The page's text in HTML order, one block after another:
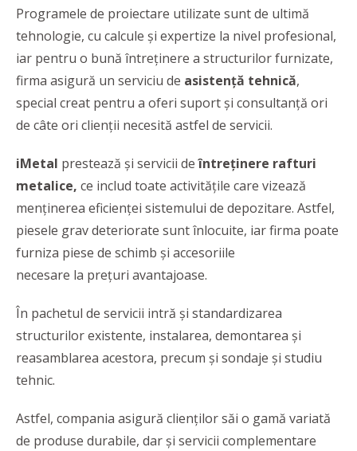
Programele de proiectare utilizate sunt de ultimă
tehnologie, cu calcule și expertize la nivel profesional,
iar pentru o bună întreținere a structurilor furnizate,
firma asigură un serviciu de asistență tehnică,
special creat pentru a oferi suport și consultanță ori
de câte ori clienții necesită astfel de servicii.
iMetal prestează și servicii deîntreținere rafturi
metalice, ce includ toate activitățile care vizează
menținerea eficienței sistemului de depozitare. Astfel,
piesele grav deteriorate sunt înlocuite, iar firma poate
furniza piese de schimb și accesoriile
necesare la prețuri avantajoase.
În pachetul de servicii intră și standardizarea
structurilor existente, instalarea, demontarea și
reasamblarea acestora, precum și sondaje și studiu
tehnic.
Astfel, compania asigură clienţilor săi o gamă variată
de produse durabile, dar şi servicii complementare